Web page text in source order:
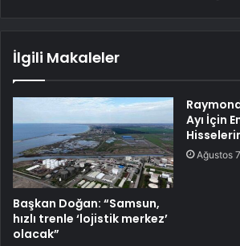
İlgili Makaleler
Başkan Doğan: “Samsun,
hızlı trenle ‘lojistik merkez’
olacak”
Ayı İçin
Ağustos